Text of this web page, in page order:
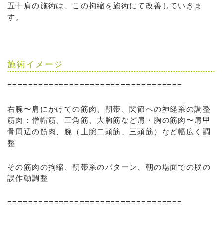
五十肩の施術は、この拘縮を施術にて改善していきま
す。
施術イメージ
==================================
右腕〜肩にかけての筋肉、靭帯、関節への神経系の調整
筋肉：僧帽筋、三角筋、大胸筋など肩・胸の筋肉〜肩甲
骨周辺の筋肉、腕（上腕二頭筋、三頭筋）など幅広く調
整
その筋肉の拘縮、靭帯系のパターン、朝の場面での脳の
誤作動調整
==================================